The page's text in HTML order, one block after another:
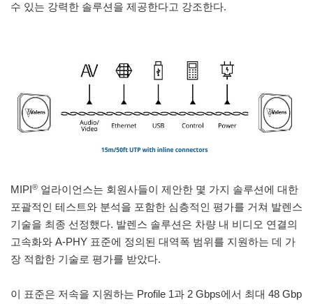
수 있는 강력한 솔루션을 제공한다고 강조한다.
MIPI® 얼라이언스는 회원사들이 제안한 몇 가지 솔루션에 대한
포괄적인 테스트와 분석을 포함한 심층적인 평가를 거쳐 발렌스
기술을 최종 선정했다. 발렌스 솔루션은 차량 내 비디오 연결의
고속화와 A-PHY 표준에 정의된 대역폭 범위를 지원하는 데 가
장 적합한 기술로 평가를 받았다.
이 표준은 저속을 지원하는 Profile 1과 2 Gbps에서 최대 48 Gbp